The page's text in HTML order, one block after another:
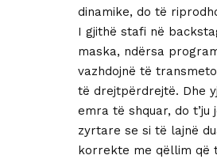
dinamike, do të
I gjithë stafi në
maska, ndërsa
vazhdojnë të
të drejtpërdrejtë. Dhe
emra të shquar, do t’ju
zyrtare se si të lajnë
korrekte me qëllim që